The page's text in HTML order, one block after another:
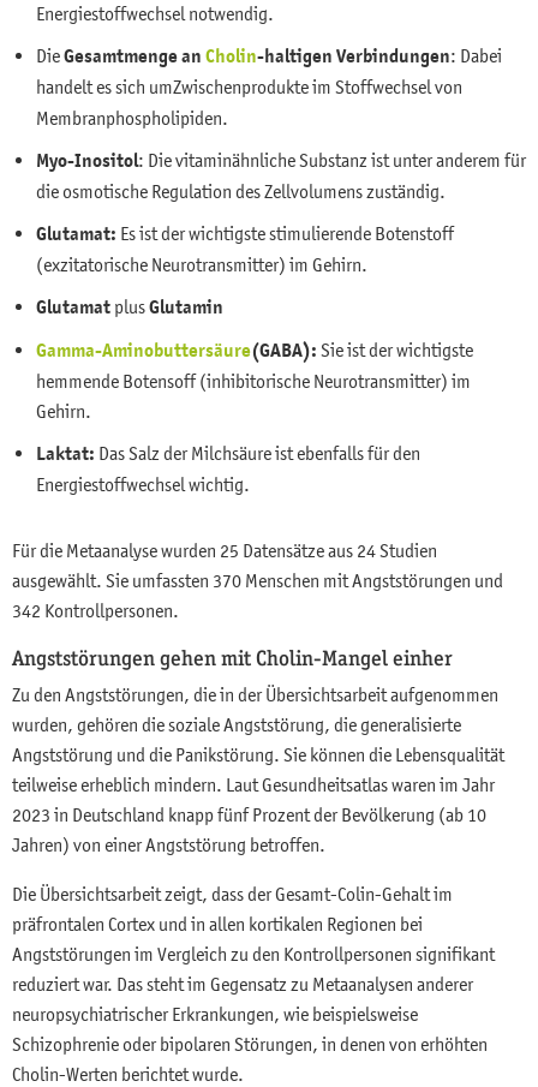
Energiestoffwechsel notwendig.
DieGesamtmenge an Cholin-haltigen Verbindungen: Dabei
handelt es sich umZwischenprodukte im Stoffwechsel von
Membranphospholipiden.
Myo-Inositol: Die vitaminähnliche Substanz ist unter anderem für
die osmotische Regulation des Zellvolumens zuständig.
Glutamat: Es ist der wichtigste stimulierende Botenstoff
(exzitatorische Neurotransmitter) im Gehirn.
Glutamat plusGlutamin
Gamma-Aminobuttersäure(GABA): Sie ist der wichtigste
hemmende Botensoff (inhibitorische Neurotransmitter) im
Gehirn.
Laktat: Das Salz der Milchsäure ist ebenfalls für den
Energiestoffwechsel wichtig.
Für die Metaanalyse wurden 25 Datensätze aus 24 Studien
ausgewählt. Sie umfassten 370 Menschen mit Angststörungen und
342 Kontrollpersonen.
Angststörungen gehen mit Cholin-Mangel einher
Zu den Angststörungen, die in der Übersichtsarbeit aufgenommen
wurden, gehören die soziale Angststörung, die generalisierte
Angststörung und die Panikstörung. Sie können die Lebensqualität
teilweise erheblich mindern. Laut Gesundheitsatlas waren im Jahr
2023 in Deutschland knapp fünf Prozent der Bevölkerung (ab 10
Jahren) von einer Angststörung betroffen.
Die Übersichtsarbeit zeigt, dass der Gesamt-Colin-Gehalt im
präfrontalen Cortex und in allen kortikalen Regionen bei
Angststörungen im Vergleich zu den Kontrollpersonen signifikant
reduziert war. Das steht im Gegensatz zu Metaanalysen anderer
neuropsychiatrischer Erkrankungen, wie beispielsweise
Schizophrenie oder bipolaren Störungen, in denen von erhöhten
Cholin-Werten berichtet wurde.